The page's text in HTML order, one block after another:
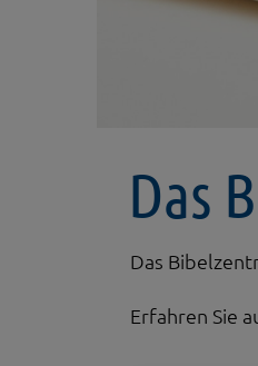
Das
Das
Erfahren Sie